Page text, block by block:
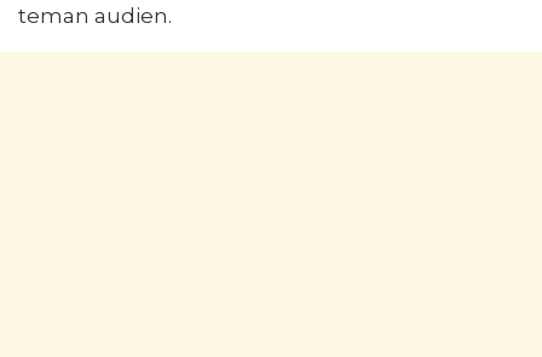
teman audien.